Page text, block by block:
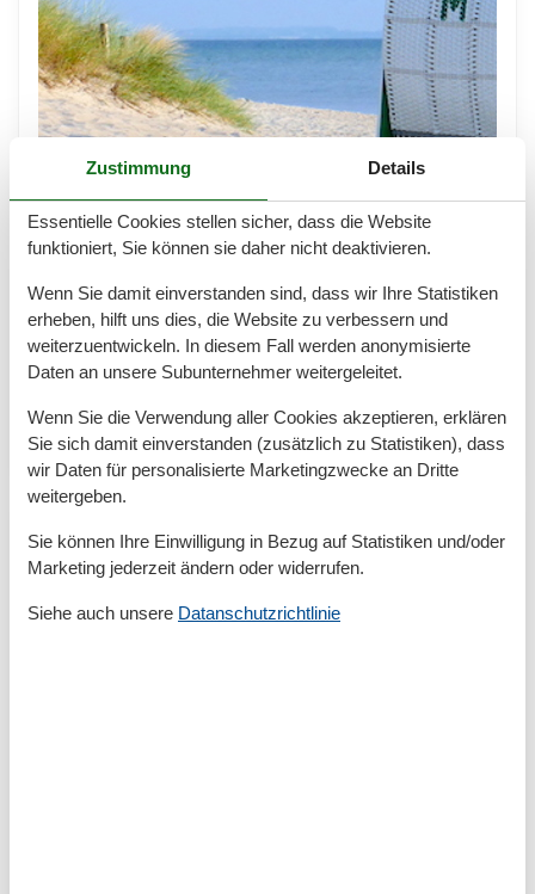
Urlaub mit Hund in Wieck am Darß –
Natur, Ruhe und tierfreundliche
Gastfreundschaft
Erleben Sie gemeinsam mit Ihrem Hund einen
erholsamen Urlaub in Wieck am Darß Ein Urlaub mit
Hund ist für viele Menschen erst dann perfekt, wenn
und genau…
Mehr erfahren
Zustimmung Details
Essentielle Cookies stellen sicher, dass die Website
funktioniert, Sie können sie daher nicht deaktivieren.
Wenn Sie damit einverstanden sind, dass wir Ihre Statistiken
erheben, hilft uns dies, die Website zu verbessern und
weiterzuentwickeln. In diesem Fall werden anonymisierte
Daten an unsere Subunternehmer weitergeleitet.
Wenn Sie die Verwendung aller Cookies akzeptieren, erklären
Sie sich damit einverstanden (zusätzlich zu Statistiken), dass
wir Daten für personalisierte Marketingzwecke an Dritte
weitergeben.
Sie können Ihre Einwilligung in Bezug auf Statistiken und/oder
Marketing jederzeit ändern oder widerrufen.
Siehe auch unsere Datanschutzrichtlinie